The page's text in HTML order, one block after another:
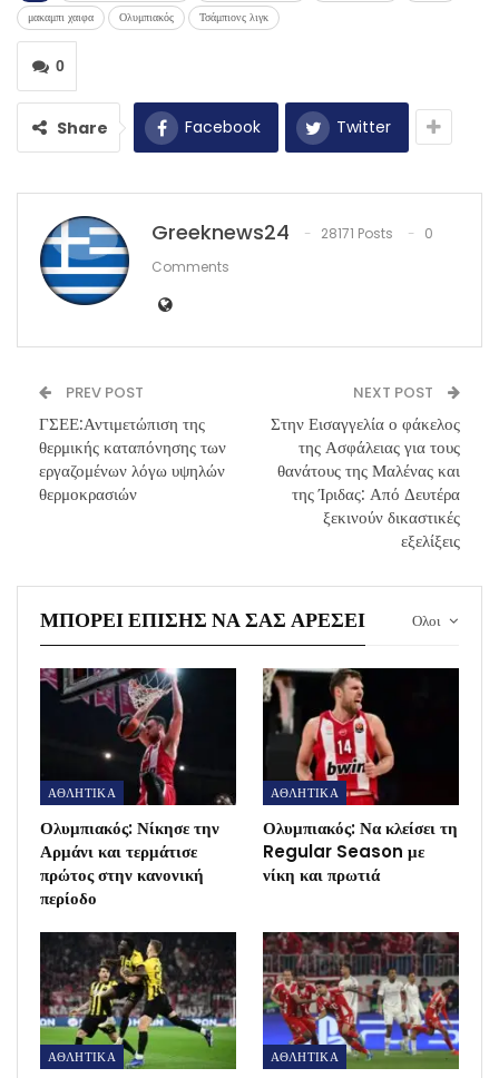
μακαμπι χαιφα
Ολυμπιακός Τσάμπιονς λιγκ
0
Share Facebook Twitter
Greeknews24 28171 Posts
0
Comments
PREV POST
ΓΣΕΕ:Αντιμετώπιση της
θερμικής καταπόνησης των
εργαζομένων λόγω υψηλών
θερμοκρασιών
NEXT POST
Στην Εισαγγελία ο φάκελος
της Ασφάλειας για τους
θανάτους της Μαλένας και
της Ίριδας: Από Δευτέρα
ξεκινούν δικαστικές
εξελίξεις
Ολοι
ΜΠΟΡΕΊ ΕΠΊΣΗΣ ΝΑ ΣΑΣ ΑΡΈΣΕΙ
ΑΘΛΗΤΙΚΑ
Ολυμπιακός: Νίκησε την
Αρμάνι και τερμάτισε
πρώτος στην κανονική
περίοδο
ΑΘΛΗΤΙΚΑ
Ολυμπιακός: Να κλείσει τη
Regular Season με
νίκη και πρωτιά
ΑΘΛΗΤΙΚΑ ΑΘΛΗΤΙΚΑ